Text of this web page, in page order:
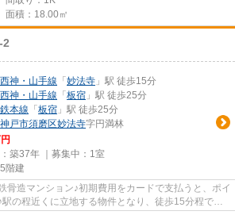
面積：18.00㎡
2
神・山手線 「 妙法寺 」駅 徒歩15分
神・山手線 「 板宿 」駅 徒歩25分
本線 「 板宿 」駅 徒歩25分
神戸市須磨区妙法寺字円満林
築37年 ｜募集中： 1室
階建
骨造マンション♪初期費用をカードで支払うと、ポイ
の程近くに立地する物件となり、徒歩15分程でア